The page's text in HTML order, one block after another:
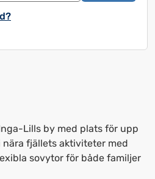
välja
frågetecknet
för
att
Lills by med plats för upp
nära fjällets aktiviteter med
sovytor för både familjer